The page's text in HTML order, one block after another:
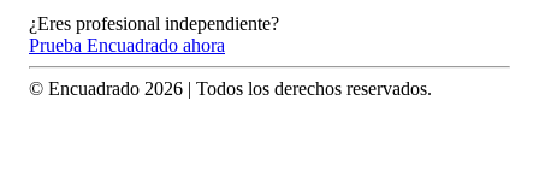
¿Eres profesional independiente?
Prueba Encuadrado ahora
© Encuadrado 2026 | Todos los derechos reservados.